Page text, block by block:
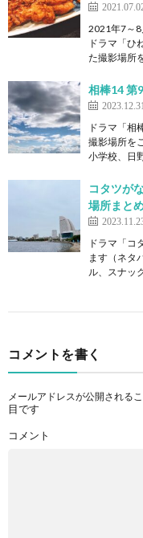
2021年7～8
ドラマ「ひ
た撮影場所
相棒14 第
2023.12.31
ドラマ「相
撮影場所を
小学校、日
コタツが
場所まと
ドラマ「コ
ます（ネタ
ル、スナッ
コメントを書く
メールアドレスが公開される
目です
コメント